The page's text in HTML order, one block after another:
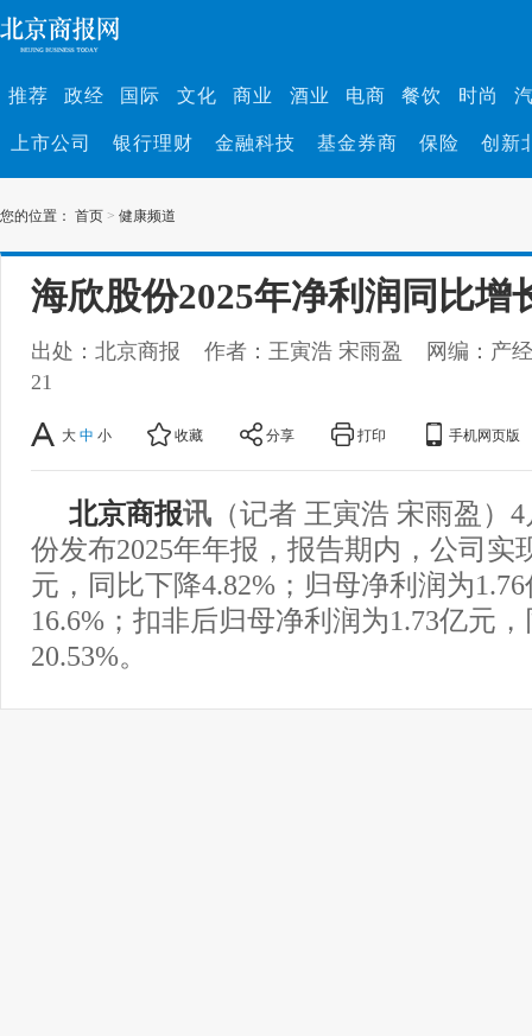
推荐 政经 国际 文化 商业 酒业 电商 餐饮 时尚
上市公司 银行理财 金融科技 基金券商 保险 创新
您的位置： 首页 > 健康频道
海欣股份2025年净利润同比增
出处：北京商报 作者：王寅浩 宋雨盈
网编：产
21
大 中 小 收藏 分享 打印 手机网页版
北京商报讯 （记者 王寅浩 宋雨盈）
份发布2025年年报，报告期内，公司实
元，同比下降4.82%；归母净利润为
16.6%；扣非后归母净利润为1.73亿元
20.53%。